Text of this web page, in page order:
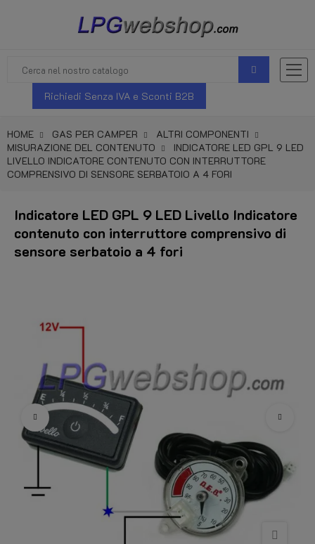
Richiedi Senza IVA e Sconti B2B
HOME GAS PER CAMPER
ALTRI COMPONENTI
MISURAZIONE DEL CONTENUTO
INDICATORE LED GPL 9 LED
LIVELLO INDICATORE CONTENUTO CON INTERRUTTORE
COMPRENSIVO DI SENSORE SERBATOIO A 4 FORI
Indicatore LED GPL 9 LED Livello Indicatore
contenuto con interruttore comprensivo di
sensore serbatoio a 4 fori